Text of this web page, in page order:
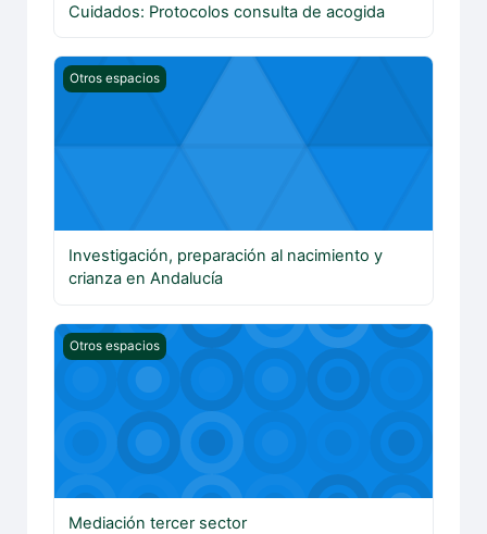
Cuidados: Protocolos consulta de acogida
Investigación, preparación al nacimiento y crianza en
Otros espacios
Investigación, preparación al nacimiento y
crianza en Andalucía
Mediación tercer sector
Otros espacios
Mediación tercer sector